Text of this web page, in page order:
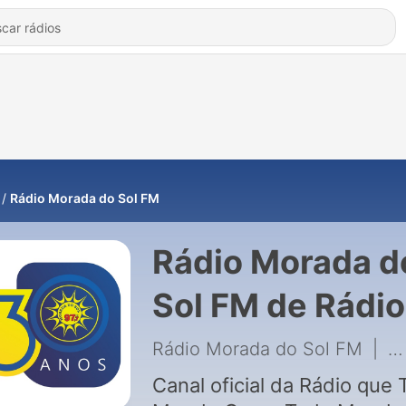
Rádio Morada do Sol FM
Rádio Morada
Sol FM de Rádio
Morada do Sol
Rádio Morada do Sol FM
Canal oficial da Rádio que